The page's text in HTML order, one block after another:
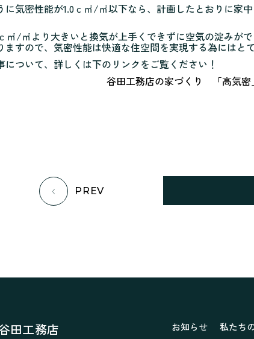
に気密性能が1.0ｃ㎡/㎡以下なら、計画したとおりに家
㎡/㎡より大きいと換気が上手くできずに空気の淀みが
ますので、気密性能は快適な住空間を実現する為にはと
について、詳しくは下のリンクをご覧ください！
谷田工務店の家づくり 「高気密
PREV
お知らせ 私たち
田工務店